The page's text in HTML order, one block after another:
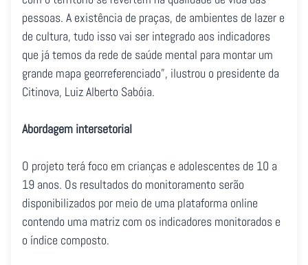
pessoas. A existência de praças, de ambientes de lazer e
de cultura, tudo isso vai ser integrado aos indicadores
que já temos da rede de saúde mental para montar um
grande mapa georreferenciado”, ilustrou o presidente da
Citinova, Luiz Alberto Sabóia.
Abordagem intersetorial
O projeto terá foco em crianças e adolescentes de 10 a
19 anos. Os resultados do monitoramento serão
disponibilizados por meio de uma plataforma online
contendo uma matriz com os indicadores monitorados e
o índice composto.